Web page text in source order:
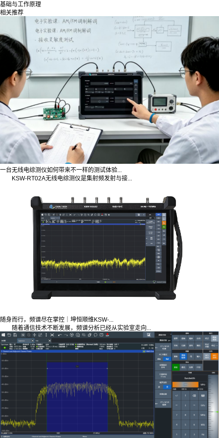
基础与工作原理
相关推荐
一台无线电综测仪如何带来不一样的测试体验...
KSW-RT02A无线电综测仪是集射频发射与接...
随身而行，频谱尽在掌控｜坤恒顺维KSW-...
随着通信技术不断发展，频谱分析已经从实验室走向...